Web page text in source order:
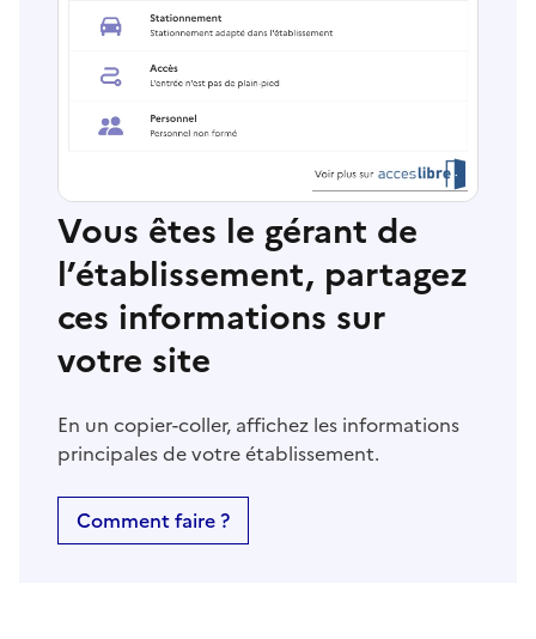
Vous êtes le gérant de
l’établissement, partagez
ces informations sur
votre site
En un copier-coller, affichez les informations
principales de votre établissement.
Comment faire ?